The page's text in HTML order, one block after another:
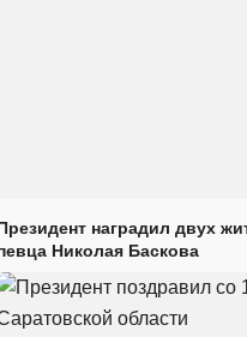
наградил двух
Николая Баскова